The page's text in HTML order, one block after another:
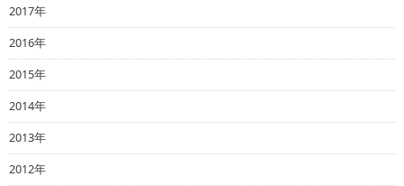
2017年
2016年
2015年
2014年
2013年
2012年